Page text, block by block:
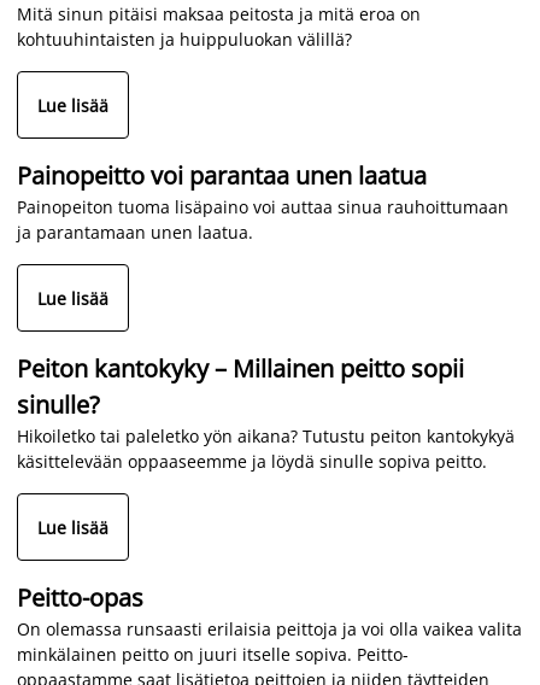
Mitä sinun pitäisi maksaa peitosta ja mitä eroa on
kohtuuhintaisten ja huippuluokan välillä?
Lue lisää
Painopeitto voi parantaa unen laatua
Painopeiton tuoma lisäpaino voi auttaa sinua rauhoittumaan
ja parantamaan unen laatua.
Lue lisää
Peiton kantokyky – Millainen peitto sopii
sinulle?
Hikoiletko tai paleletko yön aikana? Tutustu peiton kantokykyä
käsittelevään oppaaseemme ja löydä sinulle sopiva peitto.
Lue lisää
Peitto-opas
On olemassa runsaasti erilaisia peittoja ja voi olla vaikea valita
minkälainen peitto on juuri itselle sopiva. Peitto-
oppaastamme saat lisätietoa peittojen ja niiden täytteiden